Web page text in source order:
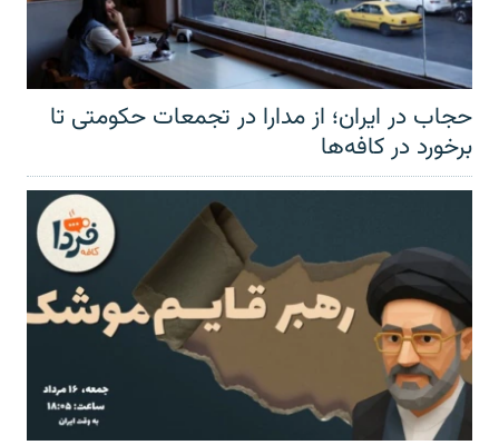
حجاب در ایران؛ از مدارا در تجمعات حکومتی تا
برخورد در کافه‌ها